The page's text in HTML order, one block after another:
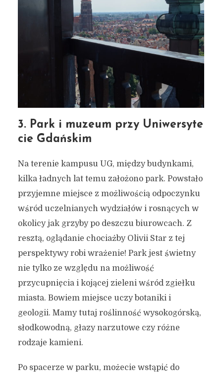
3. Park i muzeum przy Uniwersyte
cie Gdańskim
Na terenie kampusu UG, między budynkami,
kilka ładnych lat temu założono park. Powstało
przyjemne miejsce z możliwością odpoczynku
wśród uczelnianych wydziałów i rosnących w
okolicy jak grzyby po deszczu biurowcach. Z
resztą, oglądanie chociażby Olivii Star z tej
perspektywy robi wrażenie! Park jest świetny
nie tylko ze względu na możliwość
przycupnięcia i kojącej zieleni wśród zgiełku
miasta. Bowiem miejsce uczy botaniki i
geologii. Mamy tutaj roślinność wysokogórską,
słodkowodną, głazy narzutowe czy różne
rodzaje kamieni.
Po spacerze w parku, możecie wstąpić do